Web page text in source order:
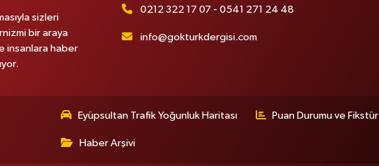
sizleri
bir araya
insanlara haber
0212 322 17 07 - 0541 271 24 48
info@gokturkdergisi.com
Eyüpsultan Trafik Yoğunluk Haritası Puan Durumu ve Fikstür
Haber Arşivi